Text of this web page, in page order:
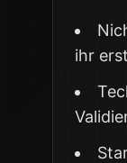
ihr